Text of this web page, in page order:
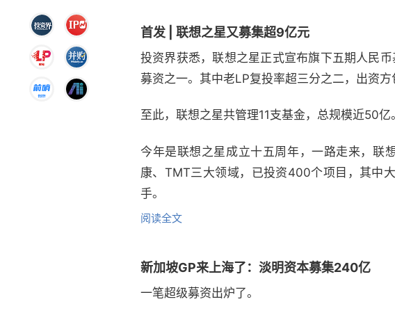
首发 | 联想之星又募集超9亿元
投资界获悉，联想之星正式宣布旗下五期人民
募资之一。其中老LP复投率超三分之二，出资
至此，联想之星共管理11支基金，总规模近50亿。
今年是联想之星成立十五周年，一路走来，联
康、TMT三大领域，已投资400个项目，其中
手。
阅读全文
新加坡GP来上海了：淡明资本募集240亿
一笔超级募资出炉了。